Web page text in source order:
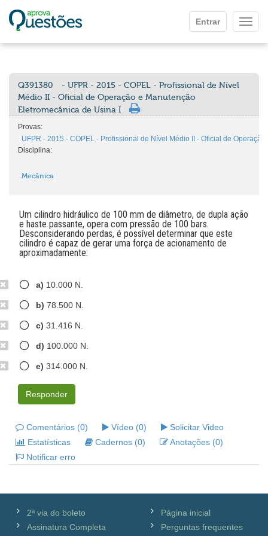
Entrar
Q391380
- UFPR - 2015 - COPEL - Profissional de Nível
Médio II - Oficial de Operação e Manutenção
Eletromecânica de Usina I
Provas:
UFPR - 2015 - COPEL - Profissional de Nível Médio II - Oficial de
Disciplina:
Mecânica
Um cilindro hidráulico de 100 mm de diâmetro, de dupla ação
e haste passante, opera com pressão de 100 bars.
Desconsiderando perdas, é possível determinar que este
cilindro é capaz de gerar uma força de acionamento de
aproximadamente:
a) 10.000 N.
b) 78.500 N.
c) 31.416 N.
d) 100.000 N.
e) 314.000 N.
Responder
Comentários (0) Vídeo (0)
Solicitar Video
Estatísticas
Cadernos (0)
Anotações (0)
Notificar erro
2ª via do boleto
Assinatura Completa
Página inicial
Perguntas frequentes